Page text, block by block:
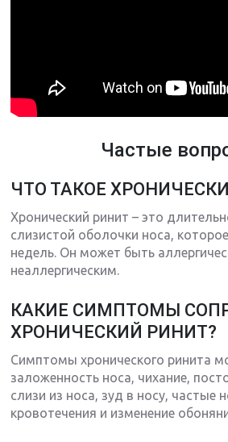
Частые
ЧТО ТАКОЕ
Хронический ринит – это
слизистой оболочки носа,
недель. Он может быть
неаллергическим.
КАКИЕ СИМПТОМЫ
ХРОНИЧЕСКИЙ РИНИТ?
Симптомы хронического ринита
заложенность носа, чихание,
слизи из носа, зуд в носу, частые
кровотечения и изменение